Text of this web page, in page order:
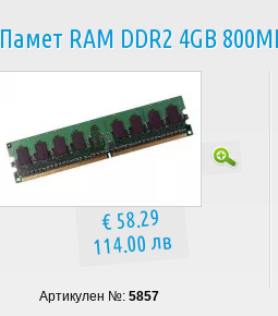
Памет RAM DDR2 4GB
€ 58.29
114.00 лв
Артикулен №: 5857